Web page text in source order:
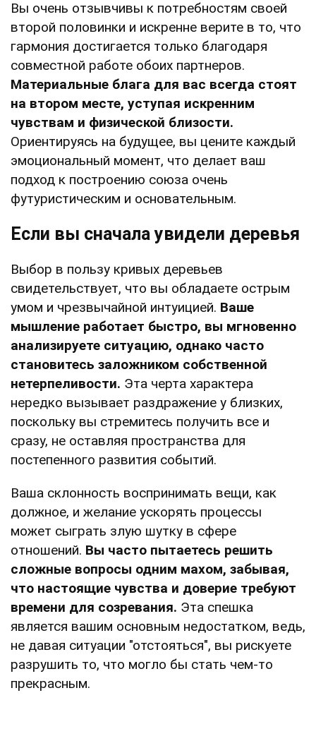
Вы очень отзывчивы к потребностям своей
второй половинки и искренне верите в то, что
гармония достигается только благодаря
совместной работе обоих партнеров.
Материальные блага для вас всегда стоят
на втором месте, уступая искренним
чувствам и физической близости.
Ориентируясь на будущее, вы цените каждый
эмоциональный момент, что делает ваш
подход к построению союза очень
футуристическим и основательным.
Если вы сначала увидели деревья
Выбор в пользу кривых деревьев
свидетельствует, что вы обладаете острым
умом и чрезвычайной интуицией. Ваше
мышление работает быстро, вы мгновенно
анализируете ситуацию, однако часто
становитесь заложником собственной
нетерпеливости. Эта черта характера
нередко вызывает раздражение у близких,
поскольку вы стремитесь получить все и
сразу, не оставляя пространства для
постепенного развития событий.
Ваша склонность воспринимать вещи, как
должное, и желание ускорять процессы
может сыграть злую шутку в сфере
отношений. Вы часто пытаетесь решить
сложные вопросы одним махом, забывая,
что настоящие чувства и доверие требуют
времени для созревания. Эта спешка
является вашим основным недостатком, ведь,
не давая ситуации "отстояться", вы рискуете
разрушить то, что могло бы стать чем-то
прекрасным.